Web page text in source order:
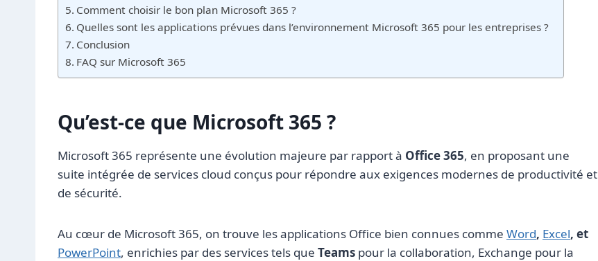
Comment choisir le bon plan Microsoft 365 ?
Quelles sont les applications prévues dans l’environnement Microsoft 365 pour les entreprises ?
Conclusion
FAQ sur Microsoft 365
Qu’est-ce que Microsoft 365 ?
Microsoft 365 représente une évolution majeure par rapport à Office 365, en proposant une
suite intégrée de services cloud conçus pour répondre aux exigences modernes de productivité et
de sécurité.
Au cœur de Microsoft 365, on trouve les applications Office bien connues comme Word, Excel, et
PowerPoint, enrichies par des services tels que Teams pour la collaboration, Exchange pour la